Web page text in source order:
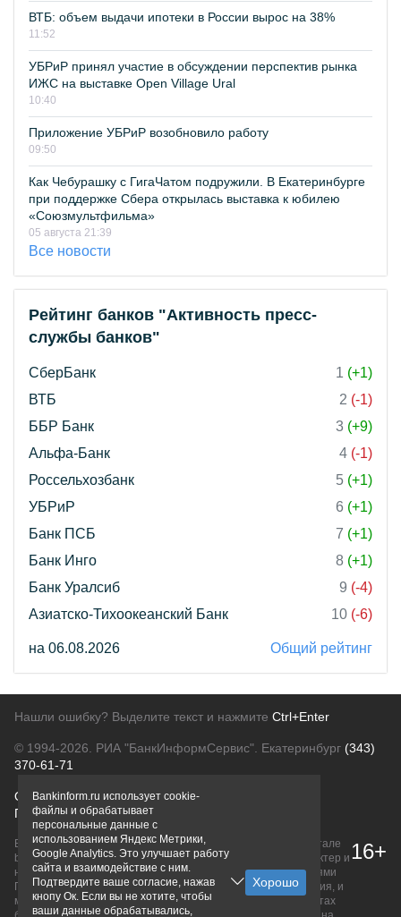
ВТБ: объем выдачи ипотеки в России вырос на 38%
11:52
УБРиР принял участие в обсуждении перспектив рынка
ИЖС на выставке Open Village Ural
10:40
Приложение УБРиР возобновило работу
09:50
Как Чебурашку с ГигаЧатом подружили. В Екатеринбурге
при поддержке Сбера открылась выставка к юбилею
«Союзмультфильма»
05 августа 21:39
Все новости
Рейтинг банков "Активность пресс-
службы банков"
СберБанк 1 (+1)
ВТБ
2 (-1)
ББР Банк
3 (+9)
Альфа-Банк
4 (-1)
Россельхозбанк
5 (+1)
УБРиР
6 (+1)
Банк ПСБ
7 (+1)
Банк Инго
8 (+1)
Банк Уралсиб
9 (-4)
Азиатско-Тихоокеанский Банк
10 (-6)
на 06.08.2026 Общий рейтинг
Нашли ошибку? Выделите текст и нажмите Ctrl+Enter
© 1994-2026. РИА "БанкИнформСервис". Екатеринбург (343)
370-61-71
О проектеПолитика конфиденциальности
Правовая информацияДля рекламодателей
Вся информация о продуктах банков, размещенная на портале
bankinform.ru, носит исключительно ознакомительный характер и
не является публичной офертой, определяемой положениями
ГК РФ. Информация не содержит точного и полного описания, и
может быть изменена. Конечные условия уточняйте на сайтах
16+
Bankinform.ru использует cookie-
файлы и обрабатывает
персональные данные с
использованием Яндекс Метрики,
Google Analytics. Это улучшает работу
сайта и взаимодействие с ним.
Подтвердите ваше согласие, нажав
кнопу Ок. Если вы не хотите, чтобы
ваши данные обрабатывались,